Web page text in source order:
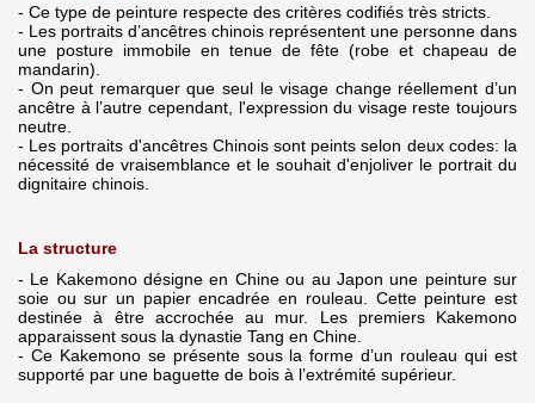
- Ce type de peinture respecte des critères codifiés très stricts.
- Les portraits d’ancêtres chinois représentent une personne dans
une posture immobile en tenue de fête (robe et chapeau de
mandarin).
- On peut remarquer que seul le visage change réellement d’un
ancêtre à l’autre cependant, l'expression du visage reste toujours
neutre.
- Les portraits d'ancêtres Chinois sont peints selon deux codes: la
nécessité de vraisemblance et le souhait d'enjoliver le portrait du
dignitaire chinois.
La structure
- Le Kakemono désigne en Chine ou au Japon une peinture sur
soie ou sur un papier encadrée en rouleau. Cette peinture est
destinée à être accrochée au mur. Les premiers Kakemono
apparaissent sous la dynastie Tang en Chine.
- Ce Kakemono se présente sous la forme d’un rouleau qui est
supporté par une baguette de bois à l’extrémité supérieur.